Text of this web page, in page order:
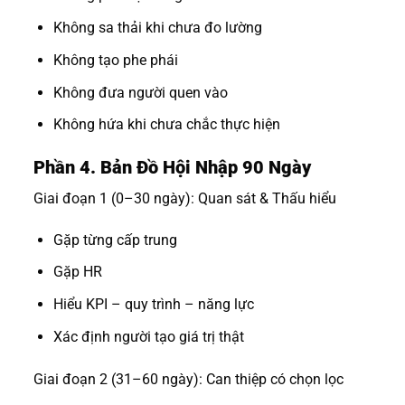
Không sa thải khi chưa đo lường
Không tạo phe phái
Không đưa người quen vào
Không hứa khi chưa chắc thực hiện
Phần 4. Bản Đồ Hội Nhập 90 Ngày
Giai đoạn 1 (0–30 ngày): Quan sát & Thấu hiểu
Gặp từng cấp trung
Gặp HR
Hiểu KPI – quy trình – năng lực
Xác định người tạo giá trị thật
Giai đoạn 2 (31–60 ngày): Can thiệp có chọn lọc